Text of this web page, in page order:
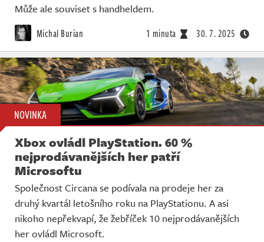
Může ale souviset s handheldem.
Michal Burian 1 minuta 30. 7. 2025
NOVINKA
Xbox ovládl PlayStation. 60 %
nejprodávanějších her patří
Microsoftu
Společnost Circana se podívala na prodeje her za
druhý kvartál letošního roku na PlayStationu. A asi
nikoho nepřekvapí, že žebříček 10 nejprodávanějších
her ovládl Microsoft.